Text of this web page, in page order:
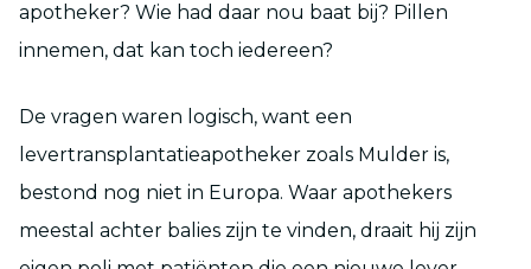
apotheker? Wie had daar nou baat bij? Pillen
innemen, dat kan toch iedereen?
De vragen waren logisch, want een
levertransplantatieapotheker zoals Mulder is,
bestond nog niet in Europa. Waar apothekers
meestal achter balies zijn te vinden, draait hij zijn